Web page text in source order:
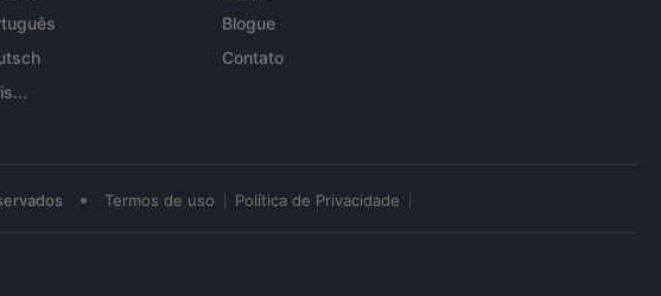
Blogue
Contato
• Termos de uso Política de Privacidade